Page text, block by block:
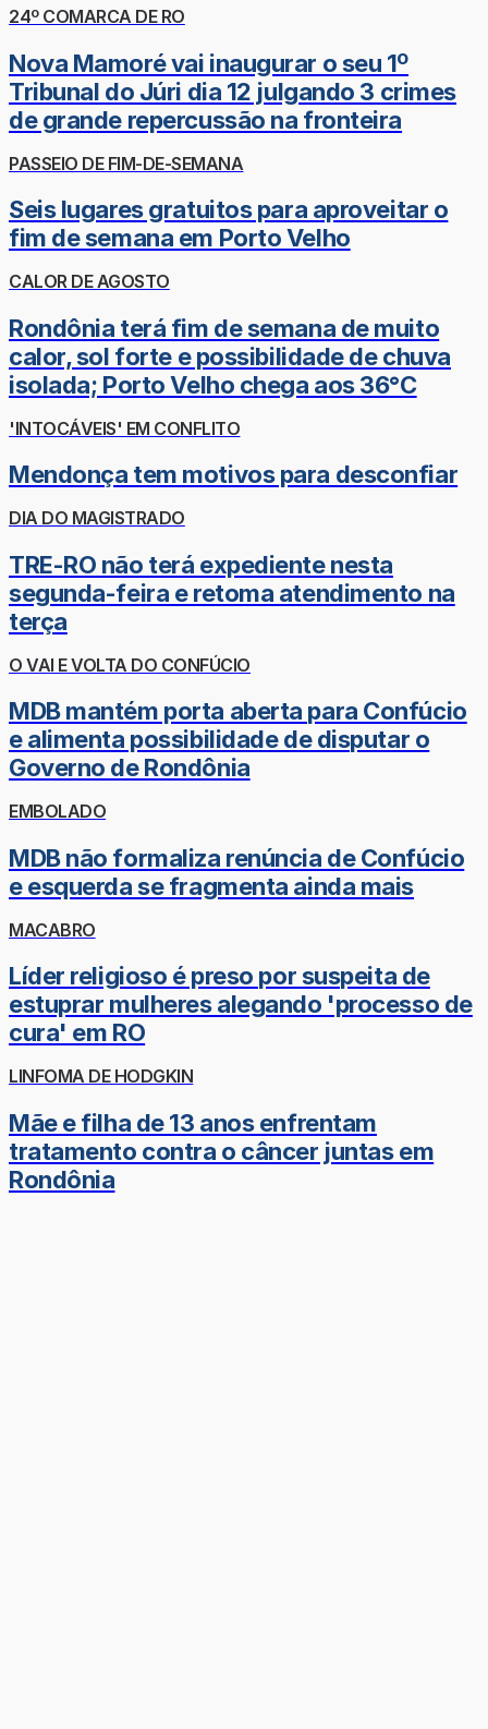
24º COMARCA DE RO
Nova Mamoré vai inaugurar o seu 1º
Tribunal do Júri dia 12 julgando 3 crimes
de grande repercussão na fronteira
PASSEIO DE FIM-DE-SEMANA
Seis lugares gratuitos para aproveitar o
fim de semana em Porto Velho
CALOR DE AGOSTO
Rondônia terá fim de semana de muito
calor, sol forte e possibilidade de chuva
isolada; Porto Velho chega aos 36°C
'INTOCÁVEIS' EM CONFLITO
Mendonça tem motivos para desconfiar
DIA DO MAGISTRADO
TRE-RO não terá expediente nesta
segunda-feira e retoma atendimento na
terça
O VAI E VOLTA DO CONFÚCIO
MDB mantém porta aberta para Confúcio
e alimenta possibilidade de disputar o
Governo de Rondônia
EMBOLADO
MDB não formaliza renúncia de Confúcio
e esquerda se fragmenta ainda mais
MACABRO
Líder religioso é preso por suspeita de
estuprar mulheres alegando 'processo de
cura' em RO
LINFOMA DE HODGKIN
Mãe e filha de 13 anos enfrentam
tratamento contra o câncer juntas em
Rondônia